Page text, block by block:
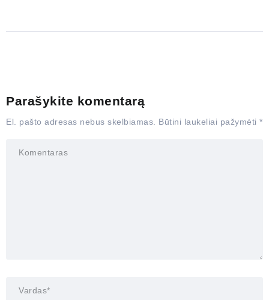
Parašykite komentarą
El. pašto adresas nebus skelbiamas. Būtini laukeliai pažymėti *